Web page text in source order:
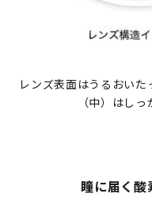
レンズ表面はうるおい
（中）はし
瞳に届く酸